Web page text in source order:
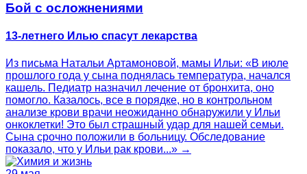
Бой с осложнениями
13-летнего Илью спасут лекарства
Из письма Натальи Артамоновой, мамы Ильи: «В июле
прошлого года у сына поднялась температура, начался
кашель. Педиатр назначил лечение от бронхита, оно
помогло. Казалось, все в порядке, но в контрольном
анализе крови врачи неожиданно обнаружили у Ильи
онкоклетки! Это был страшный удар для нашей семьи.
Сына срочно положили в больницу. Обследование
показало, что у Ильи рак крови...» →